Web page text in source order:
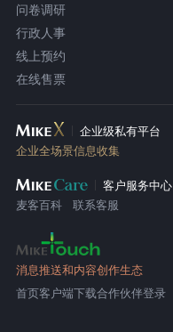
问卷调研
行政人事
线上预约
在线售票
企业级私有平台
企业全场景信息收集
客户服务中心
麦客百科
联系客服
消息推送和内容创作生态
首页客户端下载合作伙伴登录